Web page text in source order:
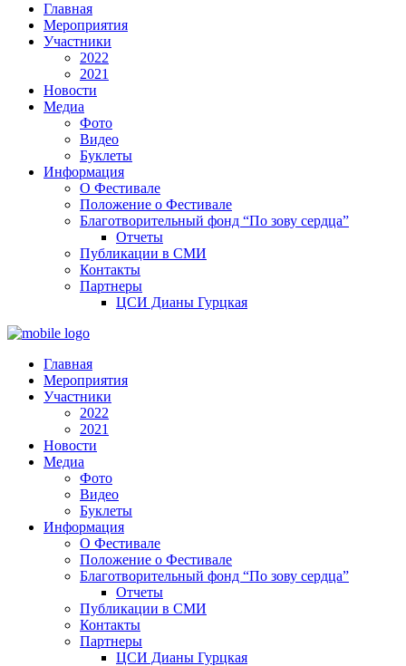
Главная
Мероприятия
Участники
2022
2021
Новости
Медиа
Фото
Видео
Буклеты
Информация
О Фестивале
Положение о Фестивале
Благотворительный фонд “По зову сердца”
Отчеты
Публикации в СМИ
Контакты
Партнеры
ЦСИ Дианы Гурцкая
Главная
Мероприятия
Участники
2022
2021
Новости
Медиа
Фото
Видео
Буклеты
Информация
О Фестивале
Положение о Фестивале
Благотворительный фонд “По зову сердца”
Отчеты
Публикации в СМИ
Контакты
Партнеры
ЦСИ Дианы Гурцкая